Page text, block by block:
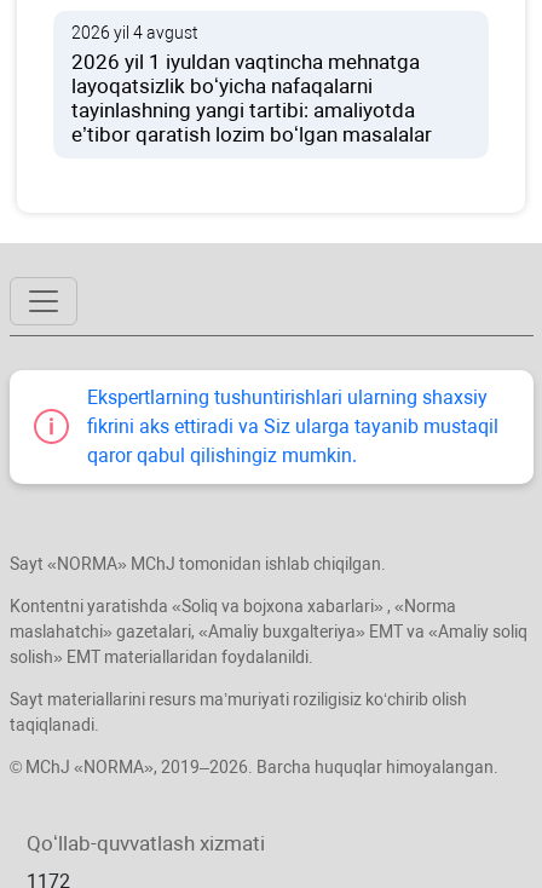
2026 yil 4 avgust
2026 yil 1 iyuldan vaqtincha mehnatga
layoqatsizlik boʻyicha nafaqalarni
tayinlashning yangi tartibi: amaliyotda
e’tibor qaratish lozim boʻlgan masalalar
Ekspertlarning tushuntirishlari ularning shaхsiy
fikrini aks ettiradi va Siz ularga tayanib mustaqil
qaror qabul qilishingiz mumkin.
Sayt «NORMA» MChJ tomonidan ishlab chiqilgan.
Kontentni yaratishda «Soliq va bojхona хabarlari» , «Norma
maslahatchi» gazetalari, «Amaliy buхgalteriya» EMT va «Amaliy soliq
solish» EMT materiallaridan foydalanildi.
Sayt materiallarini resurs ma’muriyati roziligisiz koʻchirib olish
taqiqlanadi.
© MChJ «NORMA», 2019–2026. Barcha huquqlar himoyalangan.
Qoʻllab-quvvatlash хizmati
1172